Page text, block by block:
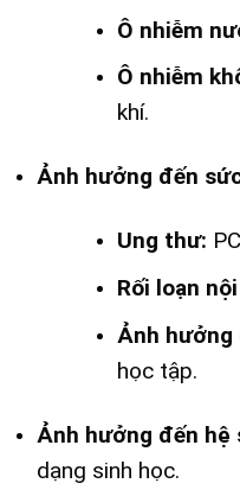
Ô nhiễm
Ô nhiễm
khí.
Ảnh hưởng đến
Ung thư:
Rối loạn
Ảnh hưởng
học tập.
Ảnh hưởng đến hệ
dạng sinh học.